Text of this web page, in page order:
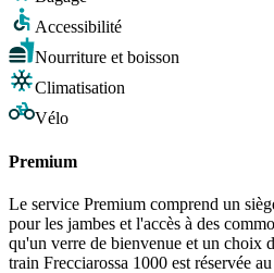
Accessibilité
Nourriture et boisson
Climatisation
Vélo
Premium
Le service Premium comprend un
pour les jambes et l'accès à des
qu'un verre de bienvenue et un choix
train Frecciarossa 1000 est réservée